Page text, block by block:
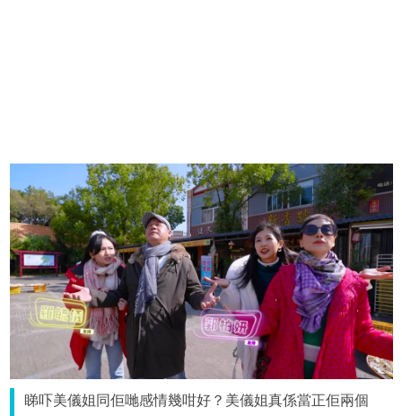
睇吓美儀姐同佢哋感情幾咁好？美儀姐真係當正佢兩個